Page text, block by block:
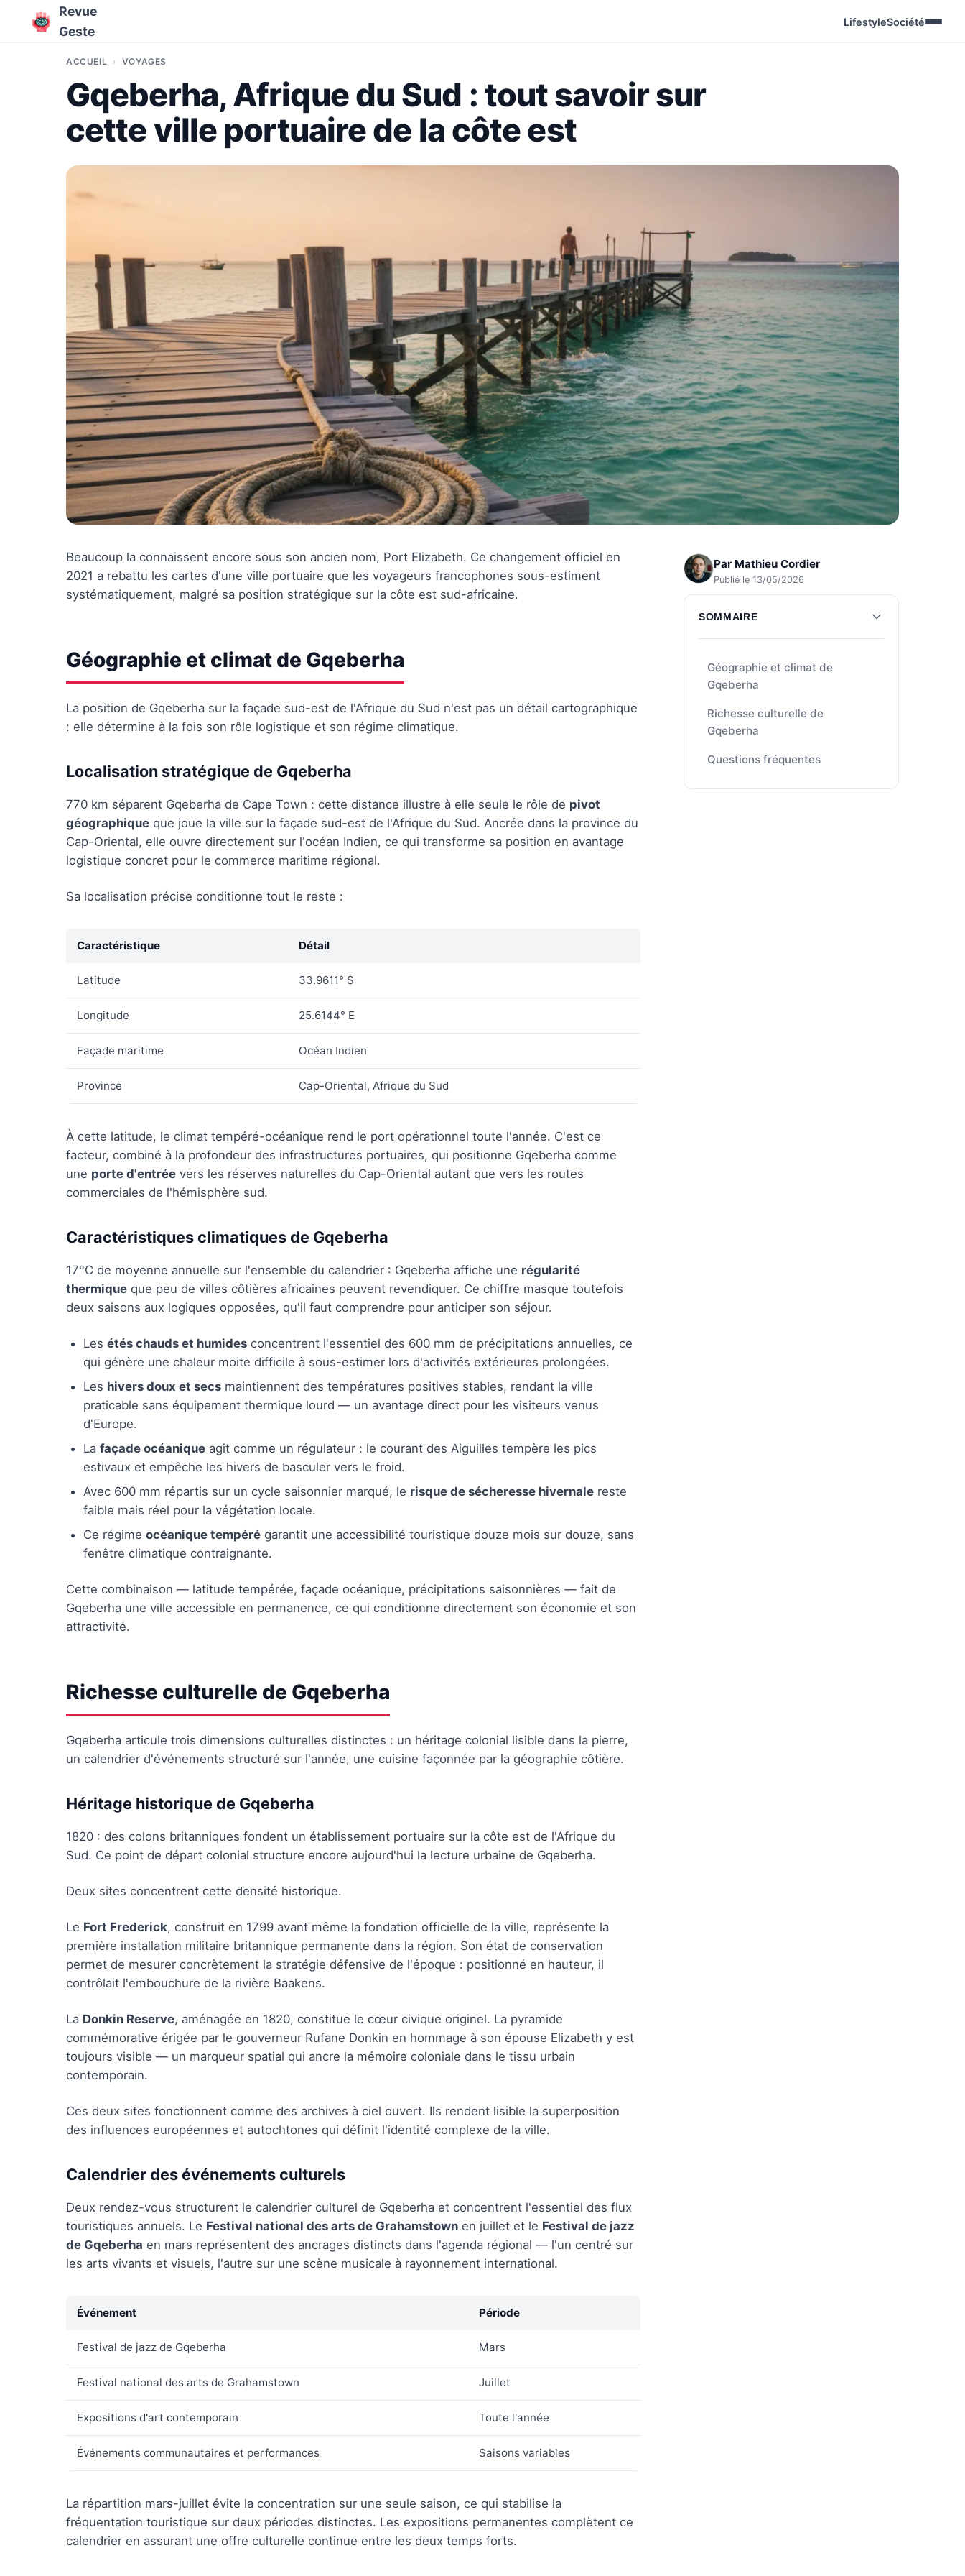
Revue
Geste
LifestyleSociété
ACCUEIL VOYAGES
Gqeberha, Afrique du Sud : tout savoir sur
cette ville portuaire de la côte est
Par Mathieu Cordier
Publié le 13/05/2026
SOMMAIRE
Géographie et climat de
Gqeberha
Richesse culturelle de
Gqeberha
Questions fréquentes
Beaucoup la connaissent encore sous son ancien nom, Port Elizabeth. Ce changement officiel en
2021 a rebattu les cartes d'une ville portuaire que les voyageurs francophones sous-estiment
systématiquement, malgré sa position stratégique sur la côte est sud-africaine.
Géographie et climat de Gqeberha
La position de Gqeberha sur la façade sud-est de l'Afrique du Sud n'est pas un détail cartographique
: elle détermine à la fois son rôle logistique et son régime climatique.
Localisation stratégique de Gqeberha
770 km séparent Gqeberha de Cape Town : cette distance illustre à elle seule le rôle de pivot
géographique que joue la ville sur la façade sud-est de l'Afrique du Sud. Ancrée dans la province du
Cap-Oriental, elle ouvre directement sur l'océan Indien, ce qui transforme sa position en avantage
logistique concret pour le commerce maritime régional.
Sa localisation précise conditionne tout le reste :
Caractéristique Détail
Latitude 33.9611° S
Longitude 25.6144° E
Façade maritime Océan Indien
Province Cap-Oriental, Afrique du Sud
À cette latitude, le climat tempéré-océanique rend le port opérationnel toute l'année. C'est ce
facteur, combiné à la profondeur des infrastructures portuaires, qui positionne Gqeberha comme
une porte d'entrée vers les réserves naturelles du Cap-Oriental autant que vers les routes
commerciales de l'hémisphère sud.
Caractéristiques climatiques de Gqeberha
17°C de moyenne annuelle sur l'ensemble du calendrier : Gqeberha affiche une régularité
thermique que peu de villes côtières africaines peuvent revendiquer. Ce chiffre masque toutefois
deux saisons aux logiques opposées, qu'il faut comprendre pour anticiper son séjour.
Les étés chauds et humides concentrent l'essentiel des 600 mm de précipitations annuelles, ce
qui génère une chaleur moite difficile à sous-estimer lors d'activités extérieures prolongées.
Les hivers doux et secs maintiennent des températures positives stables, rendant la ville
praticable sans équipement thermique lourd — un avantage direct pour les visiteurs venus
d'Europe.
La façade océanique agit comme un régulateur : le courant des Aiguilles tempère les pics
estivaux et empêche les hivers de basculer vers le froid.
Avec 600 mm répartis sur un cycle saisonnier marqué, le risque de sécheresse hivernale reste
faible mais réel pour la végétation locale.
Ce régime océanique tempéré garantit une accessibilité touristique douze mois sur douze, sans
fenêtre climatique contraignante.
Cette combinaison — latitude tempérée, façade océanique, précipitations saisonnières — fait de
Gqeberha une ville accessible en permanence, ce qui conditionne directement son économie et son
attractivité.
Richesse culturelle de Gqeberha
Gqeberha articule trois dimensions culturelles distinctes : un héritage colonial lisible dans la pierre,
un calendrier d'événements structuré sur l'année, une cuisine façonnée par la géographie côtière.
Héritage historique de Gqeberha
1820 : des colons britanniques fondent un établissement portuaire sur la côte est de l'Afrique du
Sud. Ce point de départ colonial structure encore aujourd'hui la lecture urbaine de Gqeberha.
Deux sites concentrent cette densité historique.
Le Fort Frederick, construit en 1799 avant même la fondation officielle de la ville, représente la
première installation militaire britannique permanente dans la région. Son état de conservation
permet de mesurer concrètement la stratégie défensive de l'époque : positionné en hauteur, il
contrôlait l'embouchure de la rivière Baakens.
La Donkin Reserve, aménagée en 1820, constitue le cœur civique originel. La pyramide
commémorative érigée par le gouverneur Rufane Donkin en hommage à son épouse Elizabeth y est
toujours visible — un marqueur spatial qui ancre la mémoire coloniale dans le tissu urbain
contemporain.
Ces deux sites fonctionnent comme des archives à ciel ouvert. Ils rendent lisible la superposition
des influences européennes et autochtones qui définit l'identité complexe de la ville.
Calendrier des événements culturels
Deux rendez-vous structurent le calendrier culturel de Gqeberha et concentrent l'essentiel des flux
touristiques annuels. Le Festival national des arts de Grahamstown en juillet et le Festival de jazz
de Gqeberha en mars représentent des ancrages distincts dans l'agenda régional — l'un centré sur
les arts vivants et visuels, l'autre sur une scène musicale à rayonnement international.
Événement Période
Festival de jazz de Gqeberha Mars
Festival national des arts de Grahamstown Juillet
Expositions d'art contemporain Toute l'année
Événements communautaires et performances Saisons variables
La répartition mars-juillet évite la concentration sur une seule saison, ce qui stabilise la
fréquentation touristique sur deux périodes distinctes. Les expositions permanentes complètent ce
calendrier en assurant une offre culturelle continue entre les deux temps forts.